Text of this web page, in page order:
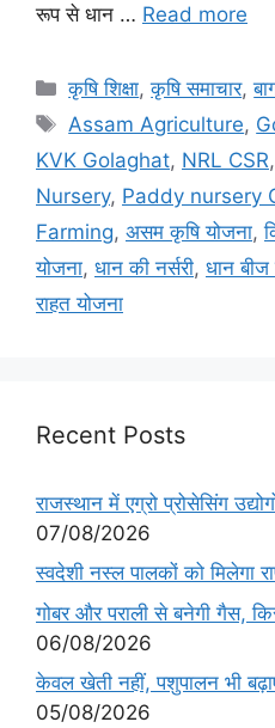
रूप से धान … Read more
कृषि शिक्षा,कृषि समाचार,
Assam Agriculture,
KVK Golaghat, NRL CSR,
Nursery, Paddy nursery
Farming, असम कृषि योजना,
योजना, धान की नर्सरी, धान
राहत योजना
Recent Posts
राजस्थान में एग्रो प्रोसेसिंग
07/08/2026
स्वदेशी नस्ल पालकों को मिलेगा
गोबर और पराली से बनेगी गैस,
06/08/2026
केवल खेती नहीं, पशुपालन भी
05/08/2026